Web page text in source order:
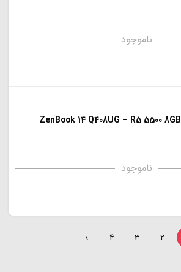
ناموجود
لپ تاپ ایسوس مدل ZenBook 14 Q408UG – R5 5500 8GB
ناموجود
2
3
4
›